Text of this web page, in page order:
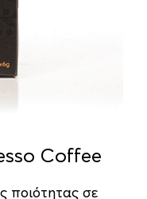
Coffee
ποιότητας σε